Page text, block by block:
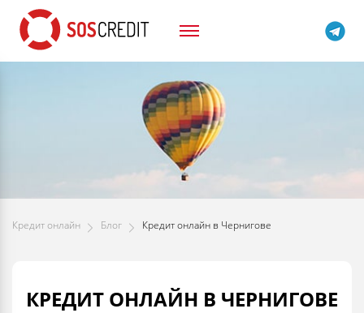
Кредит онлайн Блог Кредит онлайн в Чернигове
КРЕДИТ ОНЛАЙН В ЧЕРНИГОВЕ